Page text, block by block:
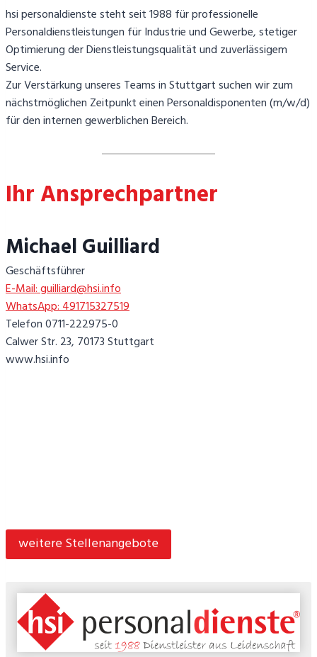
hsi personaldienste steht seit 1988 für professionelle
Personaldienstleistungen für Industrie und Gewerbe, stetiger
Optimierung der Dienstleistungsqualität und zuverlässigem
Service.
Zur Verstärkung unseres Teams in Stuttgart suchen wir zum
nächstmöglichen Zeitpunkt einen Personaldisponenten (m/w/d)
für den internen gewerblichen Bereich.
Ihr Ansprechpartner
Michael Guilliard
Geschäftsführer
E-Mail: guilliard@hsi.info
WhatsApp: 491715327519
Telefon 0711-222975-0
Calwer Str. 23, 70173 Stuttgart
www.hsi.info
weitere Stellenangebote